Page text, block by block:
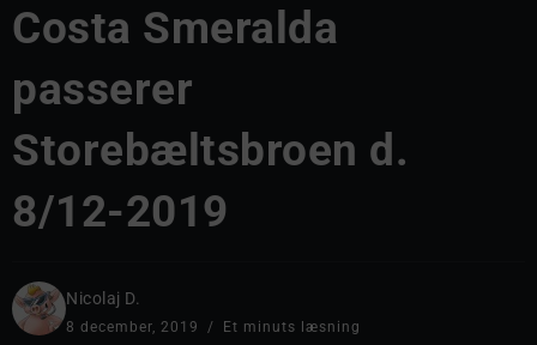
Costa Smeralda
passerer
Storebæltsbroen d.
8/12-2019
Nicolaj D.
8 december, 2019 Et minuts læsning